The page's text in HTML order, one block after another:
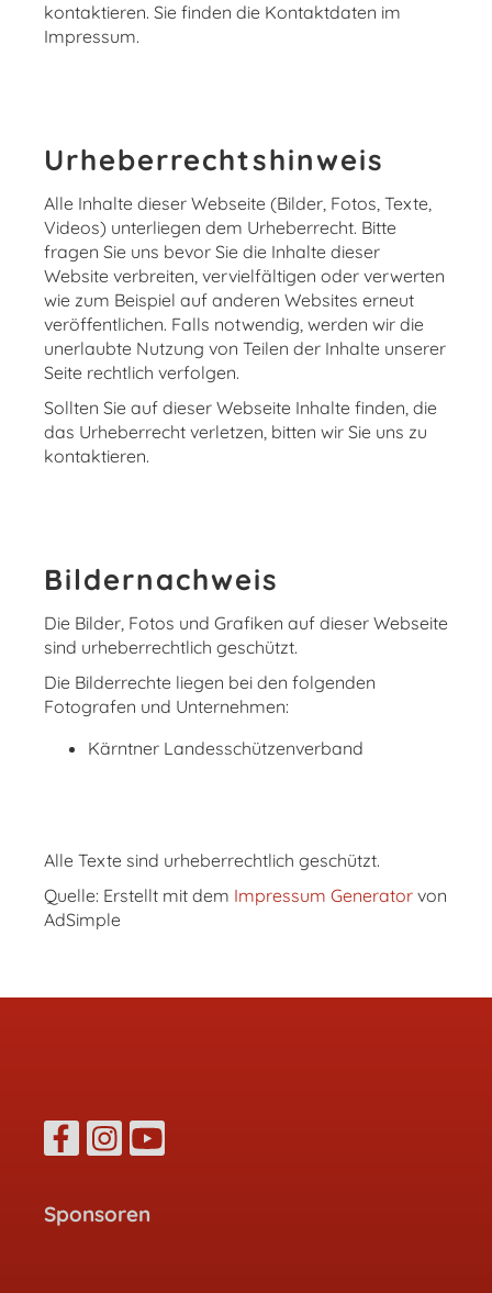
kontaktieren. Sie finden die Kontaktdaten im
Impressum.
Urheberrechtshinweis
Alle Inhalte dieser Webseite (Bilder, Fotos, Texte,
Videos) unterliegen dem Urheberrecht. Bitte
fragen Sie uns bevor Sie die Inhalte dieser
Website verbreiten, vervielfältigen oder verwerten
wie zum Beispiel auf anderen Websites erneut
veröffentlichen. Falls notwendig, werden wir die
unerlaubte Nutzung von Teilen der Inhalte unserer
Seite rechtlich verfolgen.
Sollten Sie auf dieser Webseite Inhalte finden, die
das Urheberrecht verletzen, bitten wir Sie uns zu
kontaktieren.
Bildernachweis
Die Bilder, Fotos und Grafiken auf dieser Webseite
sind urheberrechtlich geschützt.
Die Bilderrechte liegen bei den folgenden
Fotografen und Unternehmen:
Kärntner Landesschützenverband
Alle Texte sind urheberrechtlich geschützt.
Quelle: Erstellt mit dem Impressum Generator von
AdSimple
Sponsoren